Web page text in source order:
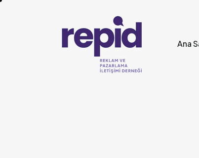
Ana